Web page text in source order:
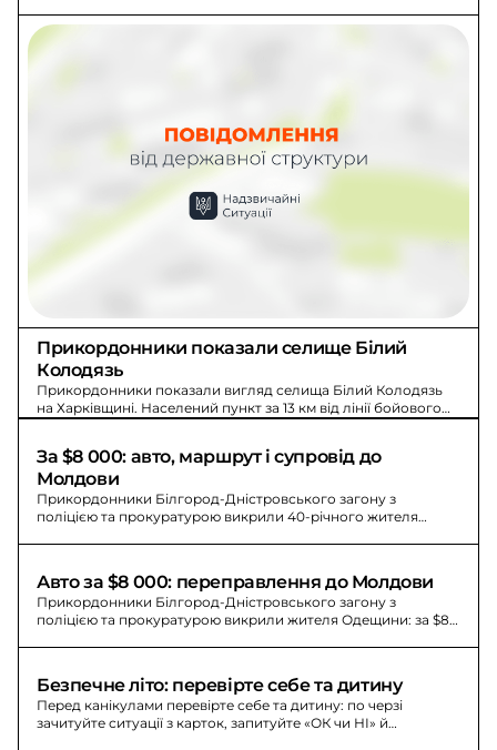
Прикордонники показали селище Білий
Колодязь
Прикордонники показали вигляд селища Білий Колодязь
на Харківщині. Населений пункт за 13 км від лінії бойового
За $8 000: авто, маршрут і супровід до
Молдови
Прикордонники Білгород-Дністровського загону з
поліцією та прокуратурою викрили 40-річного жителя
Авто за $8 000: переправлення до Молдови
Прикордонники Білгород-Дністровського загону з
поліцією та прокуратурою викрили жителя Одещини: за $8
Безпечне літо: перевірте себе та дитину
Перед канікулами перевірте себе та дитину: по черзі
зачитуйте ситуації з карток, запитуйте «ОК чи НІ» й